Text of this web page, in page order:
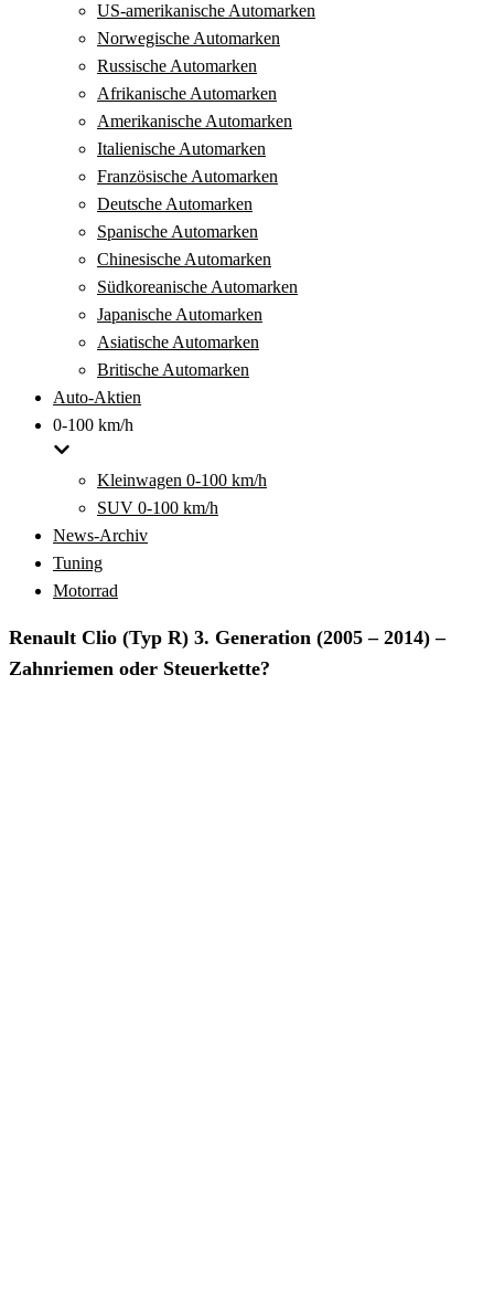
US-amerikanische Automarken
Norwegische Automarken
Russische Automarken
Afrikanische Automarken
Amerikanische Automarken
Italienische Automarken
Französische Automarken
Deutsche Automarken
Spanische Automarken
Chinesische Automarken
Südkoreanische Automarken
Japanische Automarken
Asiatische Automarken
Britische Automarken
Auto-Aktien
0-100 km/h
Kleinwagen 0-100 km/h
SUV 0-100 km/h
News-Archiv
Tuning
Motorrad
Renault Clio (Typ R) 3. Generation (2005 – 2014) –
Zahnriemen oder Steuerkette?